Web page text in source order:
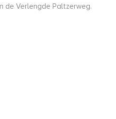
de Verlengde Paltzerweg.